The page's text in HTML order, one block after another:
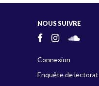
NOUS SUIVRE
Connexion
Enquête de lectorat